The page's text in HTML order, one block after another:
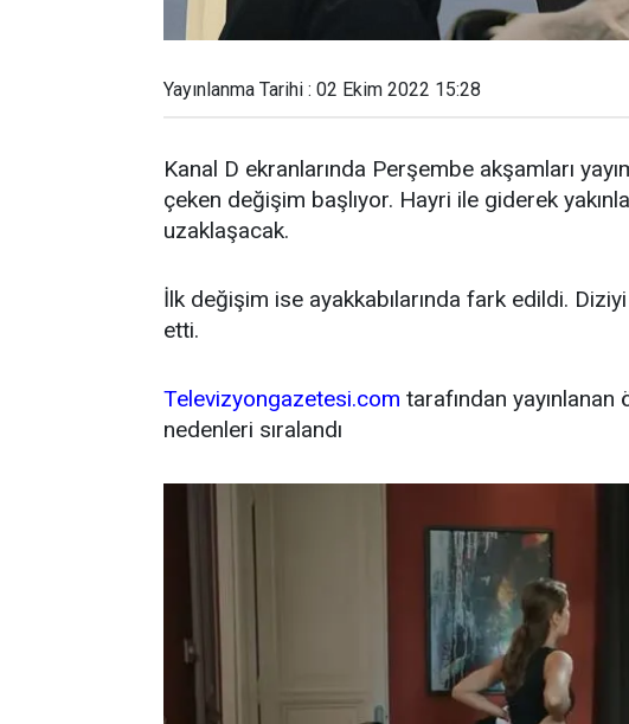
Yayınlanma Tarihi : 02 Ekim 2022 15:28
Kanal D ekranlarında Perşembe akşamları
çeken değişim başlıyor. Hayri ile giderek
uzaklaşacak.
İlk değişim ise ayakkabılarında fark edildi.
etti.
Televizyongazetesi.com tarafından
nedenleri sıralandı